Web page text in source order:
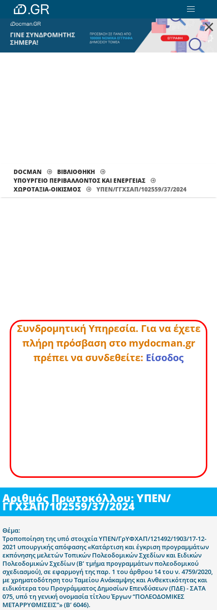
×
DOCMAN
ΒΙΒΛΙΟΘΗΚΗ
ΥΠΟΥΡΓΕΙΟ ΠΕΡΙΒΑΛΛΟΝΤΟΣ ΚΑΙ ΕΝΕΡΓΕΙΑΣ
ΧΩΡΟΤΑΞΊΑ-ΟΙΚΙΣΜΌΣ
ΥΠΕΝ/ΓΓΧΣΑΠ/102559/37/2024
Συνδρομητική Υπηρεσία. Για να έχετε
πλήρη πρόσβαση στο mydocman.gr
πρέπει να συνδεθείτε: Είσοδος
Αριθμός Πρωτοκόλλου: ΥΠΕΝ/
ΓΓΧΣΑΠ/102559/37/2024
Θέμα:
Τροποποίηση της υπό στοιχεία ΥΠΕΝ/ΓρΥΦΧΑΠ/121492/1903/17-12-
2021 υπουργικής απόφασης «Κατάρτιση και έγκριση προγραμμάτων
εκπόνησης μελετών Τοπικών Πολεοδομικών Σχεδίων και Ειδικών
Πολεοδομικών Σχεδίων (Β’ τμήμα προγραμμάτων πολεοδομικού
σχεδιασμού), σε εφαρμογή της παρ. 1 του άρθρου 14 του ν. 4759/2020,
με χρηματοδότηση του Ταμείου Ανάκαμψης και Ανθεκτικότητας και
ειδικότερα του Προγράμματος Δημοσίων Επενδύσεων (ΠΔΕ) - ΣΑΤΑ
075, υπό τη γενική ονομασία τίτλου Έργων “ΠΟΛΕΟΔΟΜΙΚΕΣ
ΜΕΤΑΡΡΥΘΜΙΣΕΙΣ”» (Β’ 6046).